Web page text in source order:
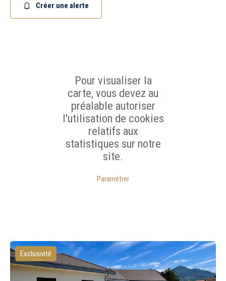
Créer une alerte
Pour visualiser la
carte, vous devez au
préalable autoriser
l'utilisation de cookies
relatifs aux
statistiques sur notre
site.
Paramétrer
Exclusivité